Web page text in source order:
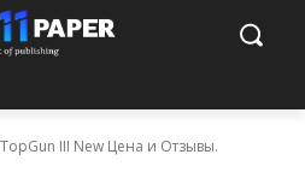
III New Цена и Отзывы.